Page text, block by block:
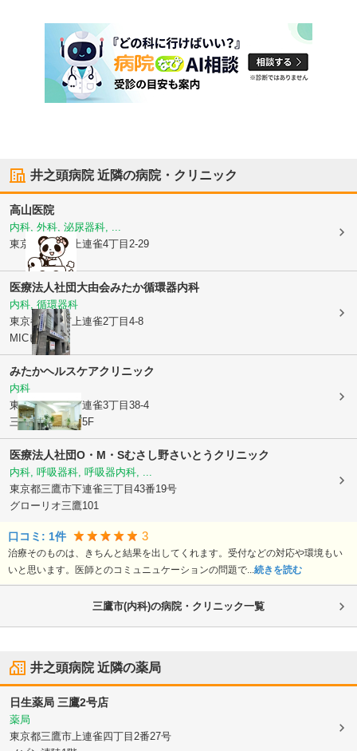
井之頭病院近隣の病院・クリニック
高山医院
内科, 外科, 泌尿器科, ...
東京都三鷹市
上連雀4丁目2-29
医療法人社団大由会みたか循環器内科
内科, 循環器科
東京都三鷹市上連雀2丁目4-8
MICビル1F
みたかヘルスケアクリニック
内科
東京都三鷹市下連雀3丁目38-4
三鷹産業プラザ5F
医療法人社団O・M・Sむさし野さいとうクリニック
内科, 呼吸器科, 呼吸器内科, ...
東京都三鷹市下連雀三丁目43番19号
グローリオ三鷹101
口コミ: 1件 3
治療そのものは、きちんと結果を出してくれます。受付などの対応や環境もい
いと思います。医師とのコミュニュケーションの問題で...続きを読む
三鷹市(内科)の病院・クリニック一覧
井之頭病院近隣の薬局
日生薬局 三鷹2号店
薬局
東京都三鷹市上連雀四丁目2番27号